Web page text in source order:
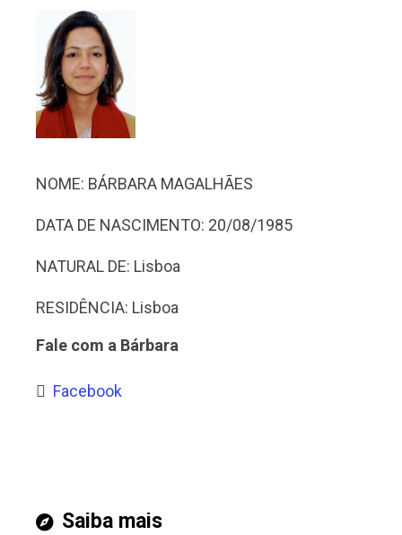
NOME: BÁRBARA MAGALHÃES
DATA DE NASCIMENTO: 20/08/1985
NATURAL DE: Lisboa
RESIDÊNCIA: Lisboa
Fale com a Bárbara
Facebook
Saiba mais